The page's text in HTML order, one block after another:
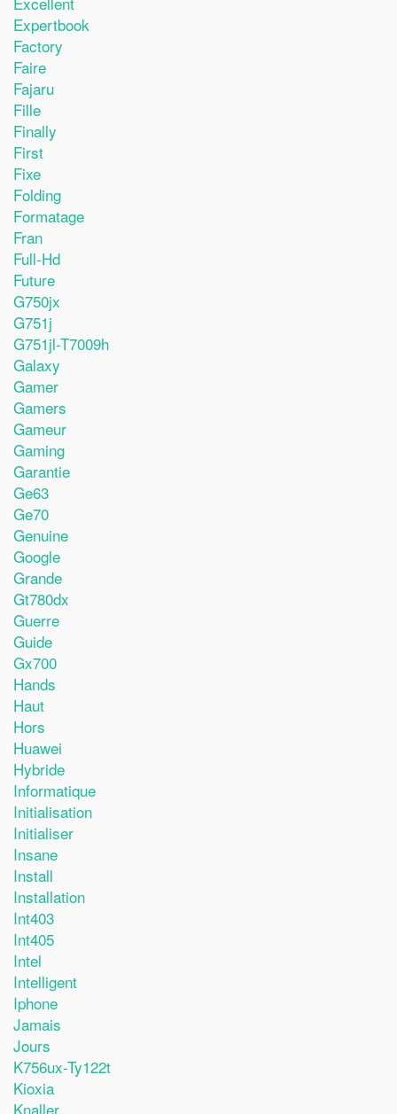
Expertbook
Factory
Faire
Fajaru
Fille
Finally
First
Fixe
Folding
Formatage
Fran
Full-Hd
Future
G750jx
G751j
G751jl-T7009h
Galaxy
Gamer
Gamers
Gameur
Gaming
Garantie
Ge63
Ge70
Genuine
Google
Grande
Gt780dx
Guerre
Guide
Gx700
Hands
Haut
Hors
Huawei
Hybride
Informatique
Initialisation
Initialiser
Insane
Install
Installation
Int403
Int405
Intel
Intelligent
Iphone
Jamais
Jours
K756ux-Ty122t
Kioxia
Knaller